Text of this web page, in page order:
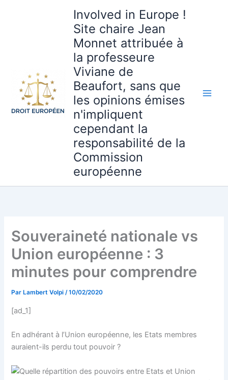
Involved in Europe !
Site chaire Jean
Monnet attribuée à
la professeure
Viviane de
Beaufort, sans que
les opinions émises
n'impliquent
cependant la
responsabilité de la
Commission
européenne
Souveraineté nationale vs
Union européenne : 3
minutes pour comprendre
Par Lambert Volpi/10/02/2020
[ad_1]
En adhérant à l’Union européenne, les Etats membres
auraient-ils perdu tout pouvoir ?